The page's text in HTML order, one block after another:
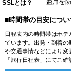
SSLとは？
盗用を
■時間帯の目安につい
日程表内の時間帯はホ
ています。出発・到着
や交通事情などにより変
「旅行日程表」にてご確